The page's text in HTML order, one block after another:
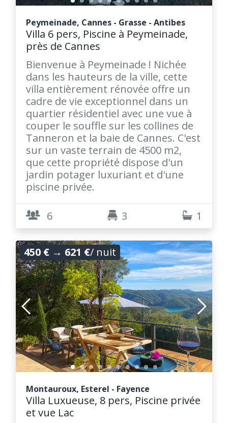
Peymeinade, Cannes - Grasse - Antibes
Villa 6 pers, Piscine à Peymeinade,
près de Cannes
Bienvenue à Peymeinade ! Nichée
dans les hauteurs de la ville, cette
villa entièrement rénovée offre un
cadre de vie exceptionnel dans un
quartier résidentiel avec une vue à
couper le souffle sur les collines de
Tanneron et la baie de Cannes. C'est
sur un vaste terrain de 4500 m2,
que cette propriété dispose d'un
jardin potager luxuriant et d'une
piscine privée.
6 3 1
450 € → 621 €/ nuit
Montauroux, Esterel - Fayence
Villa Luxueuse, 8 pers, Piscine privée
et vue Lac